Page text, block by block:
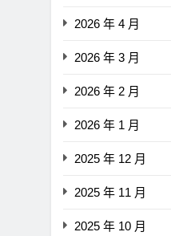
2026 年 4 月
2026 年 3 月
2026 年 2 月
2026 年 1 月
2025 年 12 月
2025 年 11 月
2025 年 10 月